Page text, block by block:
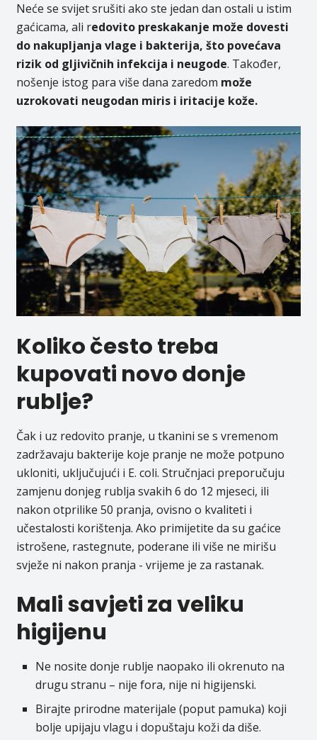
Neće se svijet srušiti ako ste jedan dan ostali u istim
gaćicama, ali redovito preskakanje može dovesti
do nakupljanja vlage i bakterija, što povećava
rizik od gljivičnih infekcija i neugode. Također,
nošenje istog para više dana zaredom može
uzrokovati neugodan miris i iritacije kože.
Koliko često treba
kupovati novo donje
rublje?
Čak i uz redovito pranje, u tkanini se s vremenom
zadržavaju bakterije koje pranje ne može potpuno
ukloniti, uključujući i E. coli. Stručnjaci preporučuju
zamjenu donjeg rublja svakih 6 do 12 mjeseci, ili
nakon otprilike 50 pranja, ovisno o kvaliteti i
učestalosti korištenja. Ako primijetite da su gaćice
istrošene, rastegnute, poderane ili više ne mirišu
svježe ni nakon pranja - vrijeme je za rastanak.
Mali savjeti za veliku
higijenu
Ne nosite donje rublje naopako ili okrenuto na
drugu stranu – nije fora, nije ni higijenski.
Birajte prirodne materijale (poput pamuka) koji
bolje upijaju vlagu i dopuštaju koži da diše.